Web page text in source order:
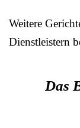
Weitere
Dienstleistern
Das